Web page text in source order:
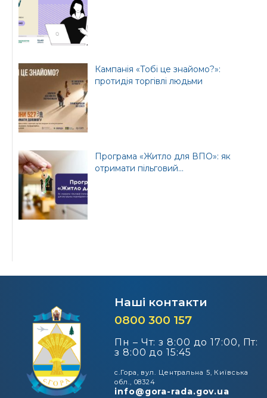
Кампанія «Тобі це знайомо?»:
протидія торгівлі людьми
Програма «Житло для ВПО»: як
отримати пільговий...
Наші контакти
0800 300 157
Пн – Чт: з 8:00 до 17:00, Пт:
з 8:00 до 15:45
с.Гора, вул. Центральна 5, Київська
обл., 08324
info@gora-rada.gov.ua